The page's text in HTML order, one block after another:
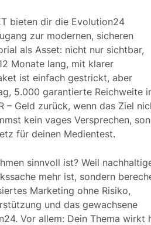
bieten dir die Evolution24
zur modernen, sicheren
als Asset: nicht nur sichtbar,
Monate lang, mit klarer
ist einfach gestrickt, aber
5.000 garantierte Reichweite
– Geld zurück, wenn das Ziel
kein vages Versprechen,
für deinen Medientest.
sinnvoll ist? Weil
mehr ist, sondern
Marketing ohne Risiko,
und das gewachsene
Vor allem: Dein Thema wirkt